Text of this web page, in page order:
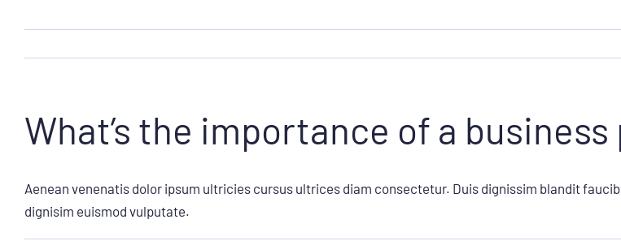
What’s the importance of a business
Aenean venenatis dolor ipsum ultricies cursus ultrices diam consectetur. Duis dignissim blandit
dignisim euismod vulputate.